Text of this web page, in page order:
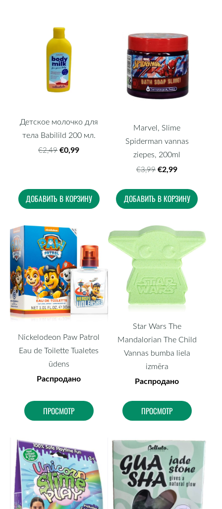
Детское молочко для
тела Babilild 200 мл.
€2,49 €0,99
ДОБАВИТЬ В КОРЗИНУ
Marvel, Slime
Spiderman vannas
ziepes, 200ml
€3,99 €2,99
ДОБАВИТЬ В КОРЗИНУ
Nickelodeon Paw Patrol
Eau de Toilette Tualetes
ūdens
Распродано
ПРОСМОТР
Star Wars The
Mandalorian The Child
Vannas bumba liela
izmēra
Распродано
ПРОСМОТР